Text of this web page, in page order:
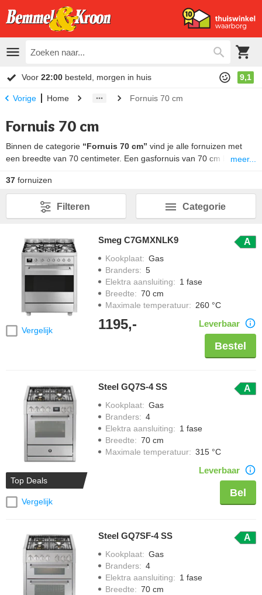
Voor 22:00 besteld, morgen in huis 9,1
Vorige Home Fornuis 70 cm
Fornuis 70 cm
Binnen de categorie “Fornuis 70 cm” vind je alle fornuizen met
een breedte van 70 centimeter. Een gasfornuis van 70 cm breed
gasfornuizen met een wok-brander.
meer...
37 fornuizen
Categorie
Filteren
Vergelijk
Smeg C7GMXNLK9 A
Kookplaat: Gas
Branders: 5
Elektra aansluiting: 1 fase
Breedte: 70 cm
Maximale temperatuur: 260 °C
1195,- Leverbaar
Bestel
Top Deals
Vergelijk
Steel GQ7S-4 SS A
Kookplaat: Gas
Branders: 4
Elektra aansluiting: 1 fase
Breedte: 70 cm
Maximale temperatuur: 315 °C
Leverbaar
Bel
Steel GQ7SF-4 SS A
Kookplaat: Gas
Branders: 4
Elektra aansluiting: 1 fase
Breedte: 70 cm